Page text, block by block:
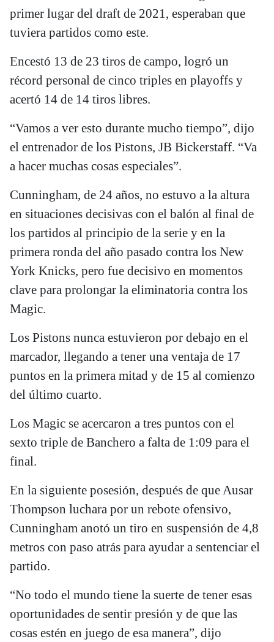
primer lugar del draft de 2021, esperaban que
tuviera partidos como este.
Encestó 13 de 23 tiros de campo, logró un
récord personal de cinco triples en playoffs y
acertó 14 de 14 tiros libres.
“Vamos a ver esto durante mucho tiempo”, dijo
el entrenador de los Pistons, JB Bickerstaff. “Va
a hacer muchas cosas especiales”.
Cunningham, de 24 años, no estuvo a la altura
en situaciones decisivas con el balón al final de
los partidos al principio de la serie y en la
primera ronda del año pasado contra los New
York Knicks, pero fue decisivo en momentos
clave para prolongar la eliminatoria contra los
Magic.
Los Pistons nunca estuvieron por debajo en el
marcador, llegando a tener una ventaja de 17
puntos en la primera mitad y de 15 al comienzo
del último cuarto.
Los Magic se acercaron a tres puntos con el
sexto triple de Banchero a falta de 1:09 para el
final.
En la siguiente posesión, después de que Ausar
Thompson luchara por un rebote ofensivo,
Cunningham anotó un tiro en suspensión de 4,8
metros con paso atrás para ayudar a sentenciar el
partido.
“No todo el mundo tiene la suerte de tener esas
oportunidades de sentir presión y de que las
cosas estén en juego de esa manera”, dijo